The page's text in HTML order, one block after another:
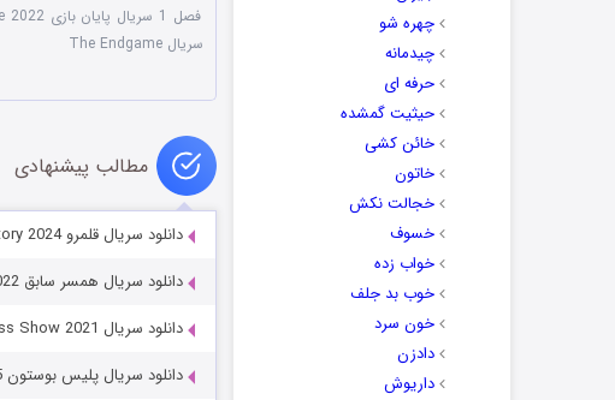
چهره شو
چیدمانه
حرفه ای
حیثیت گمشده
خائن کشی
خاتون
خجالت نکش
خسوف
خواب زده
خوب بد جلف
خون سرد
دادزن
داریوش
فصل 1 سریال پایان بازی The Endgame 2022
سریال The Endgame
مطالب پیشنهادی
دانلود سریال قلمرو Territory 2024
دانلود سریال همسر سابق The Ex-Wife 2022
دانلود سریال Hello, Jack! The Kindness Show 2021
دانلود سریال پلیس بوستون Boston Blue 2025